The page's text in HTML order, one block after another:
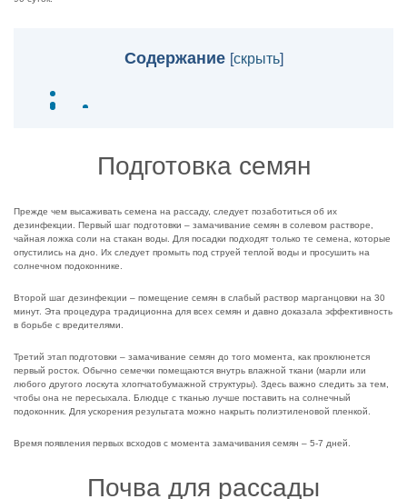
Содержание [скрыть]
Подготовка семян
Прежде чем высаживать семена на рассаду, следует позаботиться об их
дезинфекции. Первый шаг подготовки – замачивание семян в солевом растворе,
чайная ложка соли на стакан воды. Для посадки подходят только те семена, которые
опустились на дно. Их следует промыть под струей теплой воды и просушить на
солнечном подоконнике.
Второй шаг дезинфекции – помещение семян в слабый раствор марганцовки на 30
минут. Эта процедура традиционна для всех семян и давно доказала эффективность
в борьбе с вредителями.
Третий этап подготовки – замачивание семян до того момента, как проклюнется
первый росток. Обычно семечки помещаются внутрь влажной ткани (марли или
любого другого лоскута хлопчатобумажной структуры). Здесь важно следить за тем,
чтобы она не пересыхала. Блюдце с тканью лучше поставить на солнечный
подоконник. Для ускорения результата можно накрыть полиэтиленовой пленкой.
Время появления первых всходов с момента замачивания семян – 5-7 дней.
Почва для рассады